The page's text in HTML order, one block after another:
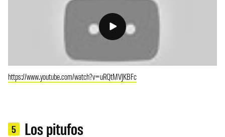
https://www.youtube.com/watch?v=uRQtMVJKBFc
5 Los pitufos